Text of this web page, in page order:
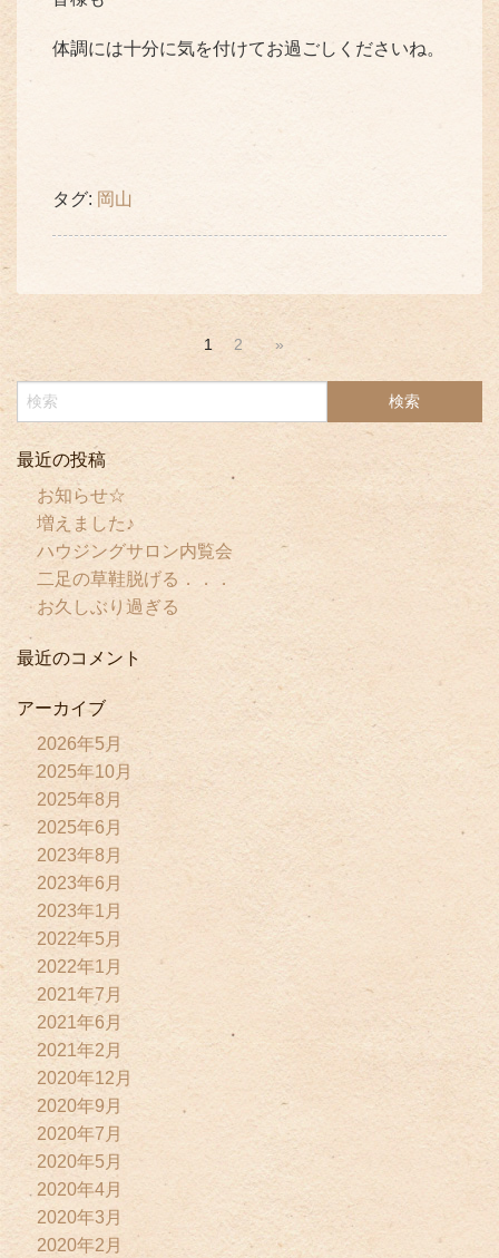
体調には十分に気を付けてお過ごしくださいね。
タグ: 岡山
1 2 »
最近の投稿
お知らせ☆
増えました♪
ハウジングサロン内覧会
二足の草鞋脱げる．．．
お久しぶり過ぎる
最近のコメント
アーカイブ
2026年5月
2025年10月
2025年8月
2025年6月
2023年8月
2023年6月
2023年1月
2022年5月
2022年1月
2021年7月
2021年6月
2021年2月
2020年12月
2020年9月
2020年7月
2020年5月
2020年4月
2020年3月
2020年2月